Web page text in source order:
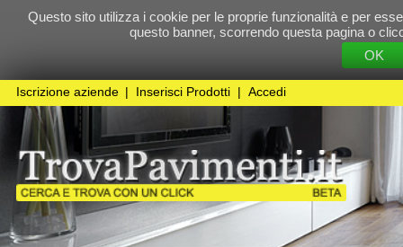
Questo sito utilizza i cookie per le proprie funzionalità e per essere sicuri che tu
questo banner, scorrendo questa pagina o cliccando
Cookie
Pavimenti in Cotto
Pavimenti in Marmo / Pietra
Pavimenti in Resina